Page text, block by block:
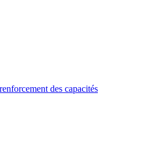
des capacités